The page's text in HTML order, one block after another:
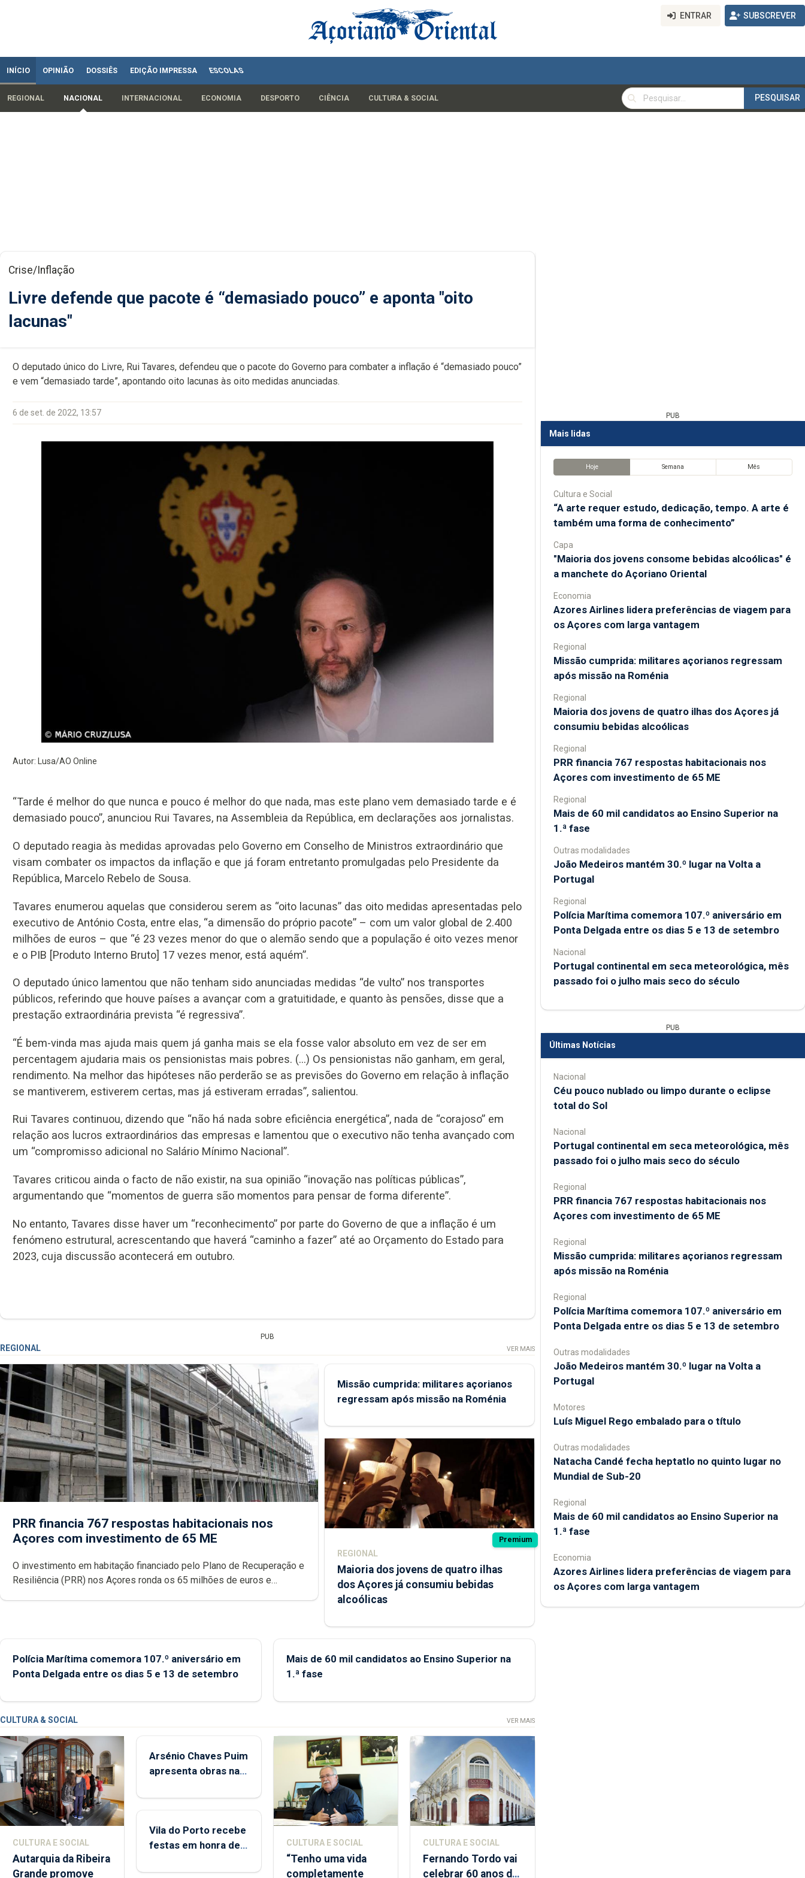
ENTRAR SUBSCREVER
INÍCIO OPINIÃO DOSSIÊS EDIÇÃO IMPRESSA ESCOLAS
REGIONAL NACIONAL INTERNACIONAL ECONOMIA DESPORTO CIÊNCIA CULTURA & SOCIAL
PESQUISAR
PESQUISAR
Crise/Inflação
Livre defende que pacote é “demasiado pouco” e aponta "oito
lacunas"
O deputado único do Livre, Rui Tavares, defendeu que o pacote do Governo para combater a inflação é “demasiado pouco”
e vem “demasiado tarde”, apontando oito lacunas às oito medidas anunciadas.
6 de set. de 2022, 13:57
Autor: Lusa/AO Online
“Tarde é melhor do que nunca e pouco é melhor do que nada, mas este plano vem demasiado tarde e é
demasiado pouco”, anunciou Rui Tavares, na Assembleia da República, em declarações aos jornalistas.
O deputado reagia às medidas aprovadas pelo Governo em Conselho de Ministros extraordinário que
visam combater os impactos da inflação e que já foram entretanto promulgadas pelo Presidente da
República, Marcelo Rebelo de Sousa.
Tavares enumerou aquelas que considerou serem as “oito lacunas” das oito medidas apresentadas pelo
executivo de António Costa, entre elas, “a dimensão do próprio pacote” – com um valor global de 2.400
milhões de euros – que “é 23 vezes menor do que o alemão sendo que a população é oito vezes menor
e o PIB [Produto Interno Bruto] 17 vezes menor, está aquém”.
O deputado único lamentou que não tenham sido anunciadas medidas “de vulto” nos transportes
públicos, referindo que houve países a avançar com a gratuitidade, e quanto às pensões, disse que a
prestação extraordinária prevista “é regressiva”.
“É bem-vinda mas ajuda mais quem já ganha mais se ela fosse valor absoluto em vez de ser em
percentagem ajudaria mais os pensionistas mais pobres. (…) Os pensionistas não ganham, em geral,
rendimento. Na melhor das hipóteses não perderão se as previsões do Governo em relação à inflação
se mantiverem, estiverem certas, mas já estiveram erradas”, salientou.
Rui Tavares continuou, dizendo que “não há nada sobre eficiência energética”, nada de “corajoso” em
relação aos lucros extraordinários das empresas e lamentou que o executivo não tenha avançado com
um “compromisso adicional no Salário Mínimo Nacional”.
Tavares criticou ainda o facto de não existir, na sua opinião “inovação nas políticas públicas”,
argumentando que “momentos de guerra são momentos para pensar de forma diferente”.
No entanto, Tavares disse haver um “reconhecimento” por parte do Governo de que a inflação é um
fenómeno estrutural, acrescentando que haverá “caminho a fazer” até ao Orçamento do Estado para
2023, cuja discussão acontecerá em outubro.
PUB
REGIONAL VER MAIS
PRR financia 767 respostas habitacionais nos
Açores com investimento de 65 ME
O investimento em habitação financiado pelo Plano de Recuperação e
Resiliência (PRR) nos Açores ronda os 65 milhões de euros e
Missão cumprida: militares açorianos
regressam após missão na Roménia
Premium
REGIONAL
Maioria dos jovens de quatro ilhas
dos Açores já consumiu bebidas
alcoólicas
Polícia Marítima comemora 107.º aniversário em
Ponta Delgada entre os dias 5 e 13 de setembro
Mais de 60 mil candidatos ao Ensino Superior na
1.ª fase
CULTURA & SOCIAL VER MAIS
CULTURA E SOCIAL
Autarquia da Ribeira
Grande promove
Arsénio Chaves Puim
apresenta obras na
Porto
Vila do Porto recebe
festas em honra de
Assunção
CULTURA E SOCIAL
“Tenho uma vida
completamente
CULTURA E SOCIAL
Fernando Tordo vai
celebrar 60 anos de
PUB
Mais lidas
Hoje Semana Mês
Cultura e Social
“A arte requer estudo, dedicação, tempo. A arte é
também uma forma de conhecimento”
Capa
"Maioria dos jovens consome bebidas alcoólicas" é
a manchete do Açoriano Oriental
Economia
Azores Airlines lidera preferências de viagem para
os Açores com larga vantagem
Regional
Missão cumprida: militares açorianos regressam
após missão na Roménia
Regional
Maioria dos jovens de quatro ilhas dos Açores já
consumiu bebidas alcoólicas
Regional
PRR financia 767 respostas habitacionais nos
Açores com investimento de 65 ME
Regional
Mais de 60 mil candidatos ao Ensino Superior na
1.ª fase
Outras modalidades
João Medeiros mantém 30.º lugar na Volta a
Portugal
Regional
Polícia Marítima comemora 107.º aniversário em
Ponta Delgada entre os dias 5 e 13 de setembro
Nacional
Portugal continental em seca meteorológica, mês
passado foi o julho mais seco do século
PUB
Últimas Notícias
Nacional
Céu pouco nublado ou limpo durante o eclipse
total do Sol
Nacional
Portugal continental em seca meteorológica, mês
passado foi o julho mais seco do século
Regional
PRR financia 767 respostas habitacionais nos
Açores com investimento de 65 ME
Regional
Missão cumprida: militares açorianos regressam
após missão na Roménia
Regional
Polícia Marítima comemora 107.º aniversário em
Ponta Delgada entre os dias 5 e 13 de setembro
Outras modalidades
João Medeiros mantém 30.º lugar na Volta a
Portugal
Motores
Luís Miguel Rego embalado para o título
Outras modalidades
Natacha Candé fecha heptatlo no quinto lugar no
Mundial de Sub-20
Regional
Mais de 60 mil candidatos ao Ensino Superior na
1.ª fase
Economia
Azores Airlines lidera preferências de viagem para
os Açores com larga vantagem